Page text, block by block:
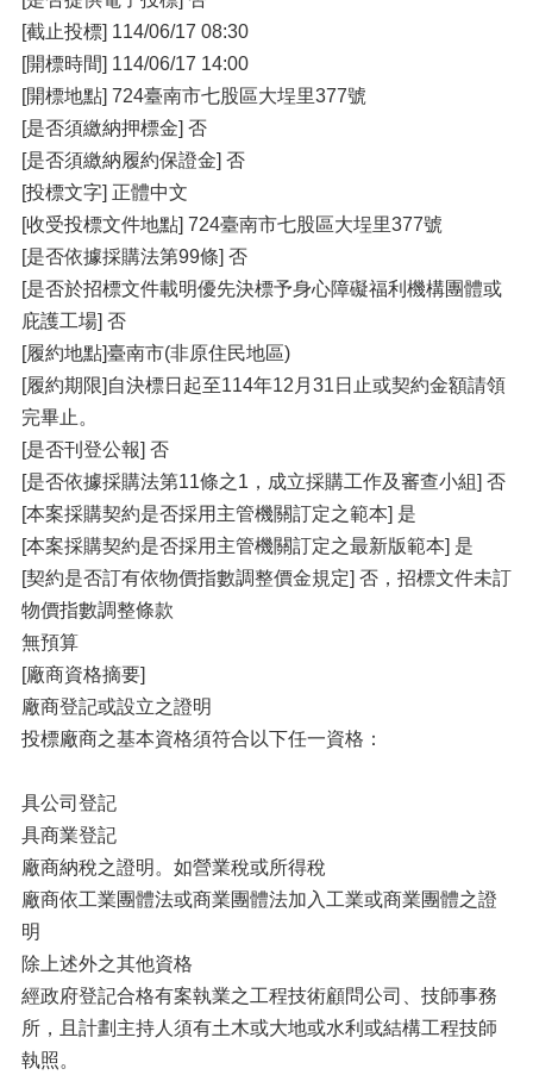
[截止投標] 114/06/17 08:30
[開標時間] 114/06/17 14:00
[開標地點] 724臺南市七股區大埕里377號
[是否須繳納押標金] 否
[是否須繳納履約保證金] 否
[投標文字] 正體中文
[收受投標文件地點] 724臺南市七股區大埕里377號
[是否依據採購法第99條] 否
[是否於招標文件載明優先決標予身心障礙福利機構團體或
庇護工場] 否
[履約地點]臺南市(非原住民地區)
[履約期限]自決標日起至114年12月31日止或契約金額請領
完畢止。
[是否刊登公報] 否
[是否依據採購法第11條之1，成立採購工作及審查小組] 否
[本案採購契約是否採用主管機關訂定之範本] 是
[本案採購契約是否採用主管機關訂定之最新版範本] 是
[契約是否訂有依物價指數調整價金規定] 否，招標文件未訂
物價指數調整條款
無預算
[廠商資格摘要]
廠商登記或設立之證明
投標廠商之基本資格須符合以下任一資格：
具公司登記
具商業登記
廠商納稅之證明。如營業稅或所得稅
廠商依工業團體法或商業團體法加入工業或商業團體之證
明
除上述外之其他資格
經政府登記合格有案執業之工程技術顧問公司、技師事務
所，且計劃主持人須有土木或大地或水利或結構工程技師
執照。